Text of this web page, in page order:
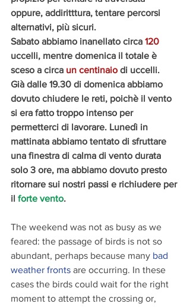
oppure, addiritttura, tentare percorsi
alternativi, più sicuri.
Sabato abbiamo inanellato circa 120
uccelli, mentre domenica il totale è
sceso a circa un centinaio di uccelli.
Già dalle 19.30 di domenica abbiamo
dovuto chiudere le reti, poichè il vento
si era fatto troppo intenso per
permetterci di lavorare. Lunedì in
mattinata abbiamo tentato di sfruttare
una finestra di calma di vento durata
solo 3 ore, ma abbiamo dovuto presto
ritornare sui nostri passi e richiudere per
il forte vento.
The weekend was not as busy as we
feared: the passage of birds is not so
abundant, perhaps because many bad
weather fronts are occurring. In these
cases the birds could wait for the right
moment to attempt the crossing or,